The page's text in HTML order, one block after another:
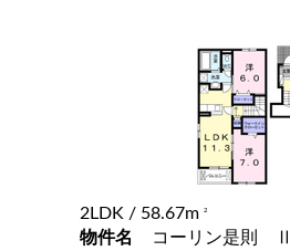
2LDK / 58.67m 2
物件名
コーリン是則 Ⅱ